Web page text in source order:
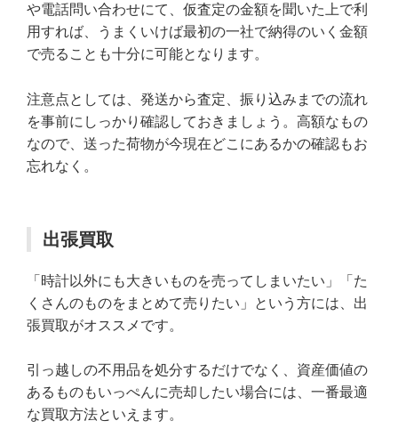
や電話問い合わせにて、仮査定の金額を聞いた上で利
用すれば、うまくいけば最初の一社で納得のいく金額
で売ることも十分に可能となります。
注意点としては、発送から査定、振り込みまでの流れ
を事前にしっかり確認しておきましょう。高額なもの
なので、送った荷物が今現在どこにあるかの確認もお
忘れなく。
出張買取
「時計以外にも大きいものを売ってしまいたい」「た
くさんのものをまとめて売りたい」という方には、出
張買取がオススメです。
引っ越しの不用品を処分するだけでなく、資産価値の
あるものもいっぺんに売却したい場合には、一番最適
な買取方法といえます。